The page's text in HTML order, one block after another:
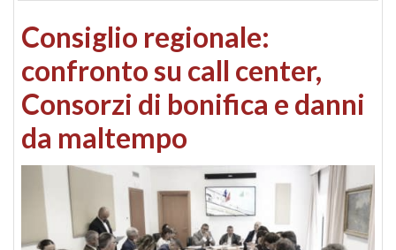
Consiglio regionale:
confronto su call center,
Consorzi di bonifica e danni
da maltempo